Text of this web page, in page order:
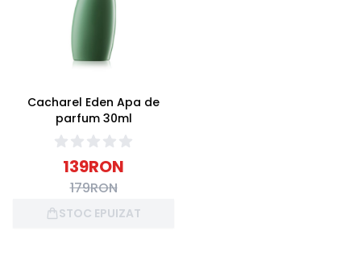
Cacharel Eden Apa de
parfum 30ml
139RON
179RON
STOC EPUIZAT